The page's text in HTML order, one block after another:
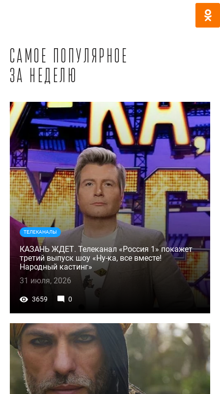
Самое популярное
за неделю
ТЕЛЕКАНАЛЫ
КАЗАНЬ ЖДЕТ. Телеканал «Россия 1» покажет
третий выпуск шоу «Ну-ка, все вместе!
Народный кастинг»
31 июля, 2026
3659 0